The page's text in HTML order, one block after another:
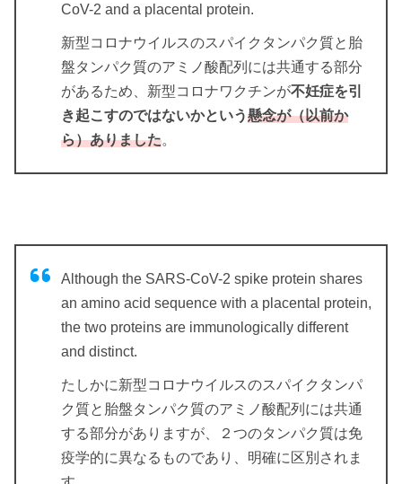
CoV-2 and a placental protein.
新型コロナウイルスのスパイクタンパク質と胎
盤タンパク質のアミノ酸配列には共通する部分
があるため、新型コロナワクチンが不妊症を引
き起こすのではないかという懸念が（以前か
ら）ありました。
Although the SARS-CoV-2 spike protein shares
an amino acid sequence with a placental protein,
the two proteins are immunologically different
and distinct.
たしかに新型コロナウイルスのスパイクタンパ
ク質と胎盤タンパク質のアミノ酸配列には共通
する部分がありますが、２つのタンパク質は免
疫学的に異なるものであり、明確に区別されま